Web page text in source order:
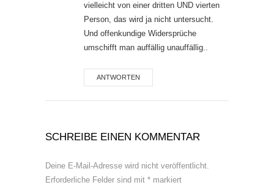
vielleicht von einer dritten UND vierten
Person, das wird ja nicht untersucht.
Und offenkundige Widersprüche
umschifft man auffällig unauffällig..
ANTWORTEN
SCHREIBE EINEN KOMMENTAR
Deine E-Mail-Adresse wird nicht veröffentlicht.
Erforderliche Felder sind mit * markiert